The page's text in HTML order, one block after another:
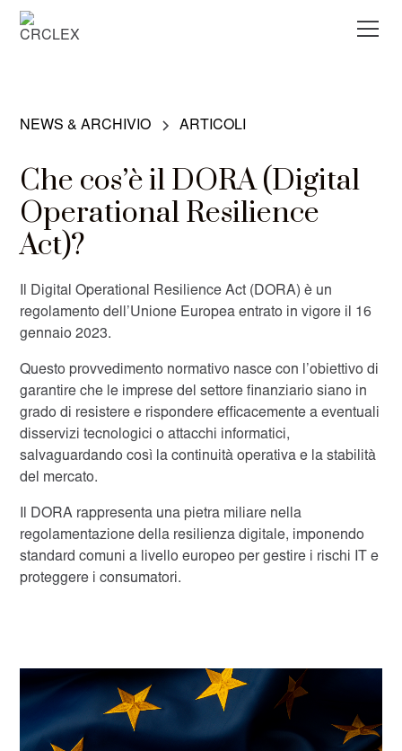
NEWS & ARCHIVIO ARTICOLI
Che cos’è il DORA (Digital
Operational Resilience
Act)?
Il Digital Operational Resilience Act (DORA) è un
regolamento dell’Unione Europea entrato in vigore il 16
gennaio 2023.
Questo provvedimento normativo nasce con l’obiettivo di
garantire che le imprese del settore finanziario siano in
grado di resistere e rispondere efficacemente a eventuali
disservizi tecnologici o attacchi informatici,
salvaguardando così la continuità operativa e la stabilità
del mercato.
Il DORA rappresenta una pietra miliare nella
regolamentazione della resilienza digitale, imponendo
standard comuni a livello europeo per gestire i rischi IT e
proteggere i consumatori.